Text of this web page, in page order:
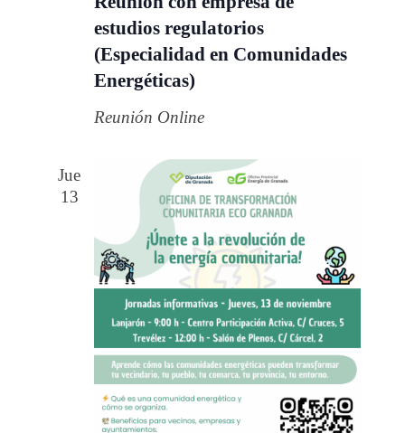
estudios regulatorios
(Especialidad en Comunidades
Energéticas)
Reunión Online
Jue
13